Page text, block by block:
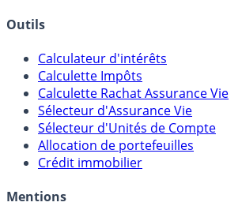
Outils
Calculateur d'intérêts
Calculette Impôts
Calculette Rachat Assurance Vie
Sélecteur d'Assurance Vie
Sélecteur d'Unités de Compte
Allocation de portefeuilles
Crédit immobilier
Mentions